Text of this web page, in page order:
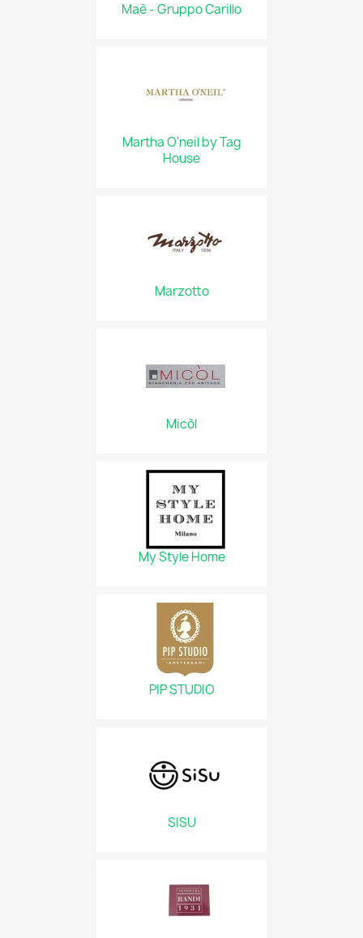
Maè - Gruppo Carillo
Martha O'neil by Tag
House
Marzotto
Micòl
My Style Home
PIP STUDIO
SISU